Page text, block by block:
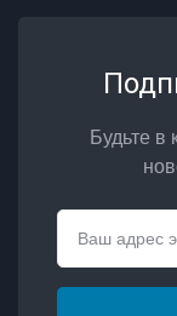
Будьте в